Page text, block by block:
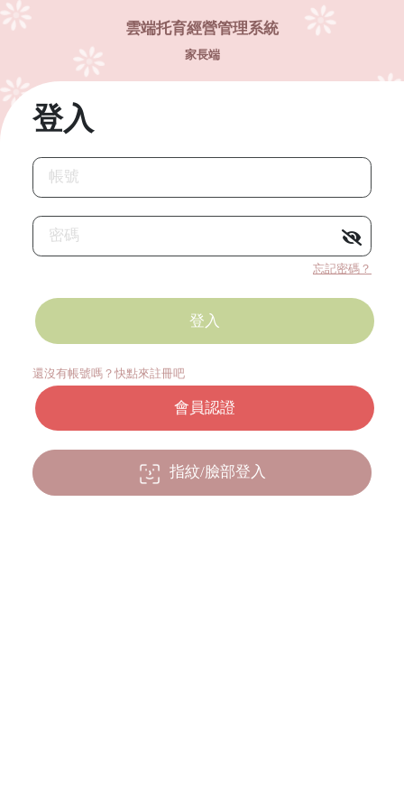
雲端托育經營管理系統
家長端
登入
帳號
密碼
忘記密碼？
還沒有帳號嗎？快點來註冊吧
指紋/臉部登入